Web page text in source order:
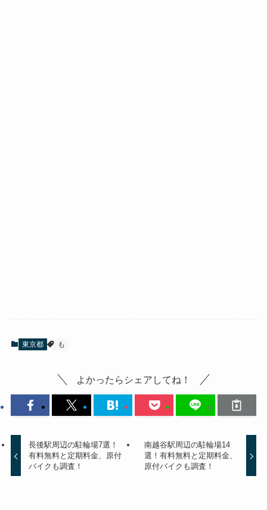
東京都 も
よかったらシェアしてね！
長後駅周辺の駐輪場7選！
有料無料と定期料金、原付
バイクも調査！
南越谷駅周辺の駐輪場14
選！有料無料と定期料金、
原付バイクも調査！